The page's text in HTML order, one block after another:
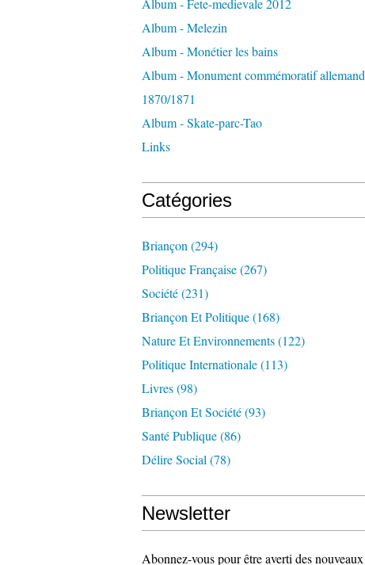
Album - Fete-medievale 2012
Album - Melezin
Album - Monétier les bains
Album - Monument commémoratif allemand
1870/1871
Album - Skate-parc-Tao
Links
Catégories
Briançon (294)
Politique Française(267)
Société(231)
Briançon Et Politique(168)
Nature Et Environnements(122)
Politique Internationale(113)
Livres(98)
Briançon Et Société(93)
Santé Publique(86)
Délire Social (78)
Newsletter
Abonnez-vous pour être averti des nouveaux